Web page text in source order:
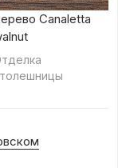
Canaletta